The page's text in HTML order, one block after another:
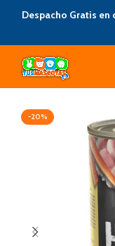
Despacho Gratis
-20%